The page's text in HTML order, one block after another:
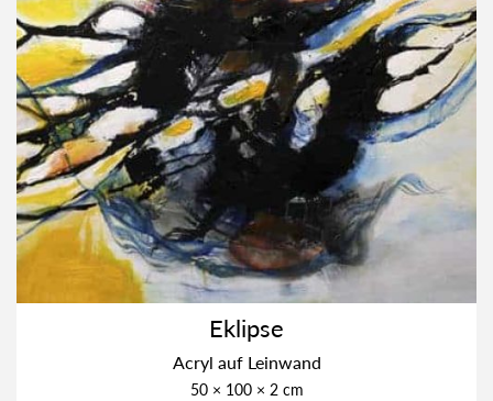
Eklip­se
Acryl auf Lein­wand
50 × 100 × 2 cm